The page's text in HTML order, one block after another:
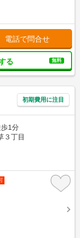
電話で問合せ
る 無料
初期費用に注目
1分
３丁目